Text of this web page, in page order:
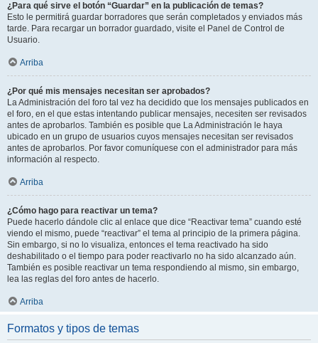
¿Para qué sirve el botón “Guardar” en la publicación de temas?
Esto le permitirá guardar borradores que serán completados y enviados más
tarde. Para recargar un borrador guardado, visite el Panel de Control de
Usuario.
Arriba
¿Por qué mis mensajes necesitan ser aprobados?
La Administración del foro tal vez ha decidido que los mensajes publicados en
el foro, en el que estas intentando publicar mensajes, necesiten ser revisados
antes de aprobarlos. También es posible que La Administración le haya
ubicado en un grupo de usuarios cuyos mensajes necesitan ser revisados
antes de aprobarlos. Por favor comuníquese con el administrador para más
información al respecto.
Arriba
¿Cómo hago para reactivar un tema?
Puede hacerlo dándole clic al enlace que dice “Reactivar tema” cuando esté
viendo el mismo, puede “reactivar” el tema al principio de la primera página.
Sin embargo, si no lo visualiza, entonces el tema reactivado ha sido
deshabilitado o el tiempo para poder reactivarlo no ha sido alcanzado aún.
También es posible reactivar un tema respondiendo al mismo, sin embargo,
lea las reglas del foro antes de hacerlo.
Arriba
Formatos y tipos de temas